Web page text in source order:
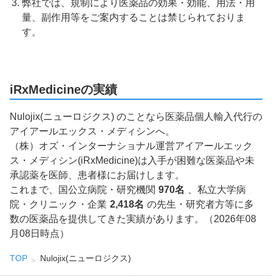
弊社では、規制により医薬品の効果・効能、用法・用
量、副作用等をご案内することは禁じられておりま
す。
iRxMedicineの実績
Nulojix(ニューロジクス) のことなら医薬品個人輸入代行の
アイアールエックス・メディシンへ。
（株）オズ・インターナショナル運営アイアールエック
ス・メディシン(iRxMedicine)は入手が困難な医薬品や未
承認薬を医師、患者様にお届けします。
これまで、国公立病院・研究機関 970名
、私立大学病
院・クリニック・企業 2,418名 の先生・研究者方等に多
数の医薬品を提供してきた実績があります。（2026年08
月08日時点）
TOP Nulojix(ニューロジクス)